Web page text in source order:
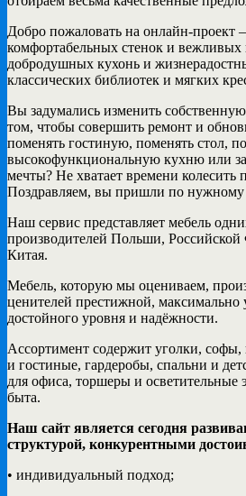
Добро пожаловать на онлайн-
комфортабельных стенок и
добродушных кухонь и
классических библиотек и мягких
Вы задумались изменить
том, чтобы совершить ремонт и
поменять гостиную, поменять стол,
высокофункциональную кухню или
мечты? Не хватает времени колесить
Поздравляем, вы пришли по нужному
Наш сервис представляет мебель
производителей Польши,
Китая.
Мебель, которую мы оцениваем,
ценителей престижной, максимально
достойного уровня и надёжности.
Ассортимент содержит уголки, софы,
и гостиные, гардеробы, спальни и
для офиса, торшеры и осветительные
быта.
Наш сайт является сегодня
структурой, конкурентными
• индивидуальный подход;